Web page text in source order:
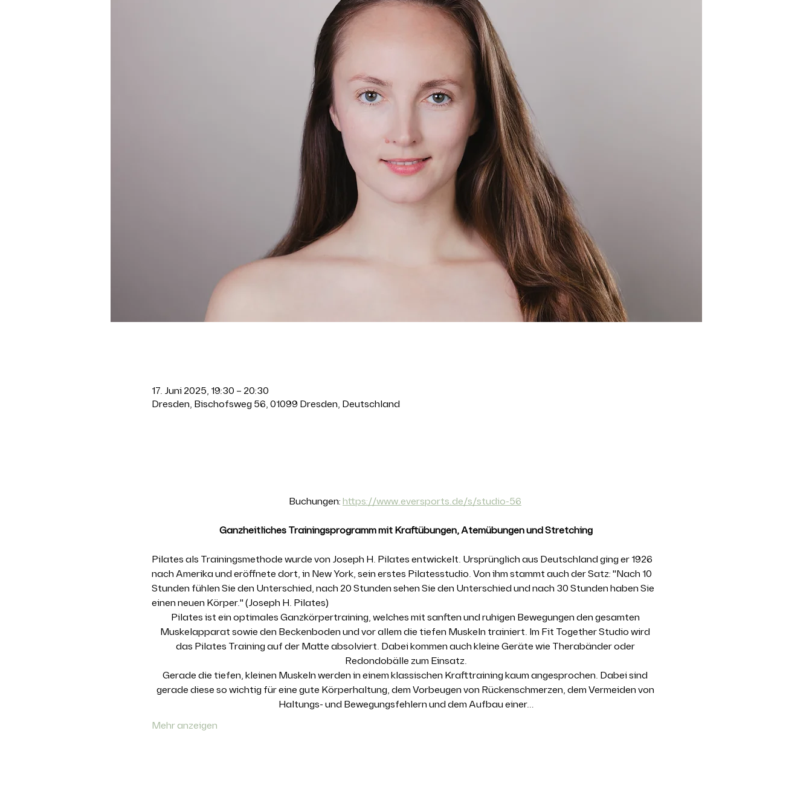
17. Juni 2025, 19:30 – 20:30
Dresden, Bischofsweg 56, 01099 Dresden, Deutschland
Buchungen: https://www.eversports.de/s/studio-56
Ganzheitliches Trainingsprogramm mit Kraftübungen, Atemübungen und Stretching
Pilates als Trainingsmethode wurde von Joseph H. Pilates entwickelt. Ursprünglich aus Deutschland ging er 1926
nach Amerika und eröffnete dort, in New York, sein erstes Pilatesstudio. Von ihm stammt auch der Satz: "Nach 10
Stunden fühlen Sie den Unterschied, nach 20 Stunden sehen Sie den Unterschied und nach 30 Stunden haben Sie
einen neuen Körper." (Joseph H. Pilates)
Pilates ist ein optimales Ganzkörpertraining, welches mit sanften und ruhigen Bewegungen den gesamten
Muskelapparat sowie den Beckenboden und vor allem die tiefen Muskeln trainiert. Im Fit Together Studio wird
das Pilates Training auf der Matte absolviert. Dabei kommen auch kleine Geräte wie Therabänder oder
Redondobälle zum Einsatz.
Gerade die tiefen, kleinen Muskeln werden in einem klassischen Krafttraining kaum angesprochen. Dabei sind
gerade diese so wichtig für eine gute Körperhaltung, dem Vorbeugen von Rückenschmerzen, dem Vermeiden von
Haltungs- und Bewegungsfehlern und dem Aufbau einer…
Mehr anzeigen